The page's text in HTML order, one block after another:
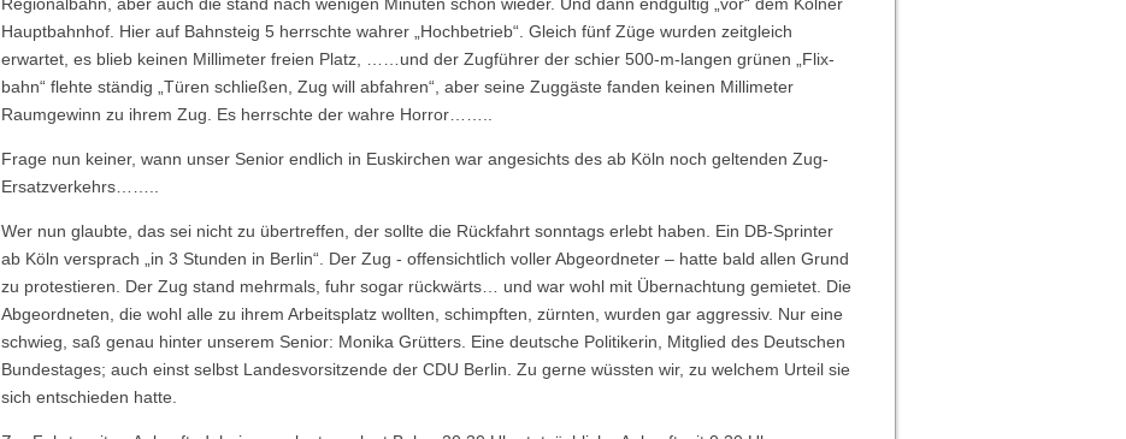
Hauptbahnhof. Hier auf Bahnsteig 5 herrschte wahrer „Hochbetrieb“. Gleich fünf Züge wurden zeitgleich
erwartet, es blieb keinen Millimeter freien Platz, ……und der Zugführer der schier 500-m-langen grünen „Flix-
bahn“ flehte ständig „Türen schließen, Zug will abfahren“, aber seine Zuggäste fanden keinen Millimeter
Raumgewinn zu ihrem Zug. Es herrschte der wahre Horror……..
Frage nun keiner, wann unser Senior endlich in Euskirchen war angesichts des ab Köln noch geltenden Zug-
Ersatzverkehrs……..
Wer nun glaubte, das sei nicht zu übertreffen, der sollte die Rückfahrt sonntags erlebt haben. Ein DB-Sprinter
ab Köln versprach „in 3 Stunden in Berlin“. Der Zug - offensichtlich voller Abgeordneter – hatte bald allen Grund
zu protestieren. Der Zug stand mehrmals, fuhr sogar rückwärts… und war wohl mit Übernachtung gemietet. Die
Abgeordneten, die wohl alle zu ihrem Arbeitsplatz wollten, schimpften, zürnten, wurden gar aggressiv. Nur eine
schwieg, saß genau hinter unserem Senior: Monika Grütters. Eine deutsche Politikerin, Mitglied des Deutschen
Bundestages; auch einst selbst Landesvorsitzende der CDU Berlin. Zu gerne wüssten wir, zu welchem Urteil sie
sich entschieden hatte.